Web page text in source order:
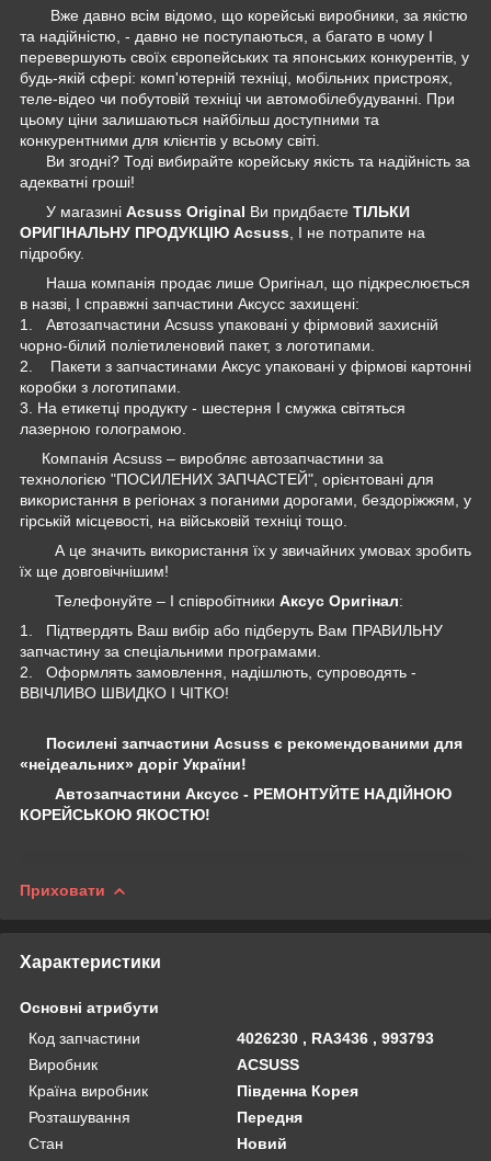
Вже давно всім відомо, що корейські виробники, за якістю
та надійністю, - давно не поступаються, а багато в чому І
перевершують своїх європейських та японських конкурентів, у
будь-якій сфері: комп'ютерній техніці, мобільних пристроях,
теле-відео чи побутовій техніці чи автомобілебудуванні. При
цьому ціни залишаються найбільш доступними та
конкурентними для клієнтів у всьому світі.
Ви згодні? Тоді вибирайте корейську якість та надійність за
адекватні гроші!
У магазині Acsuss Original Ви придбаєте ТІЛЬКИ
ОРИГІНАЛЬНУ ПРОДУКЦІЮ Acsuss , І не потрапите на
підробку.
Наша компанія продає лише Оригінал, що підкреслюється
в назві, І справжні запчастини Аксусс захищені:
1. Автозапчастини Acsuss упаковані у фірмовий захисній
чорно-білий поліетиленовий пакет, з логотипами.
2. Пакети з запчастинами Аксус упаковані у фірмові картонні
коробки з логотипами.
3. На етикетці продукту - шестерня І смужка світяться
лазерною голограмою.
Компанія Acsuss – виробляє автозапчастини за
технологією "ПОСИЛЕНИХ ЗАПЧАСТЕЙ", орієнтовані для
використання в регіонах з поганими дорогами, бездоріжжям, у
гірській місцевості, на військовій техніці тощо.
А це значить використання їх у звичайних умовах зробить
їх ще довговічнішим!
Телефонуйте – І співробітники Аксус Оригінал:
1. Підтвердять Ваш вибір або підберуть Вам ПРАВИЛЬНУ
запчастину за спеціальними програмами.
2. Оформлять замовлення, надішлють, супроводять -
ВВІЧЛИВО ШВИДКО І ЧІТКО!
Посилені запчастини Acsuss є рекомендованими для
«неідеальних» доріг України!
Автозапчастини Аксусс - РЕМОНТУЙТЕ НАДІЙНОЮ
КОРЕЙСЬКОЮ ЯКОСТЮ!
Приховати
Характеристики
Основні атрибути
Код запчастини
4026230 , RA3436 , 993793
Виробник
ACSUSS
Країна виробник
Південна Корея
Розташування
Передня
Стан
Новий